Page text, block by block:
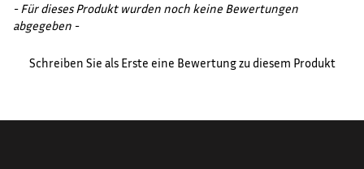
- Für dieses Produkt wurden noch keine Bewertungen
abgegeben -
Schreiben Sie als Erste eine Bewertung zu diesem Produkt
New content loaded